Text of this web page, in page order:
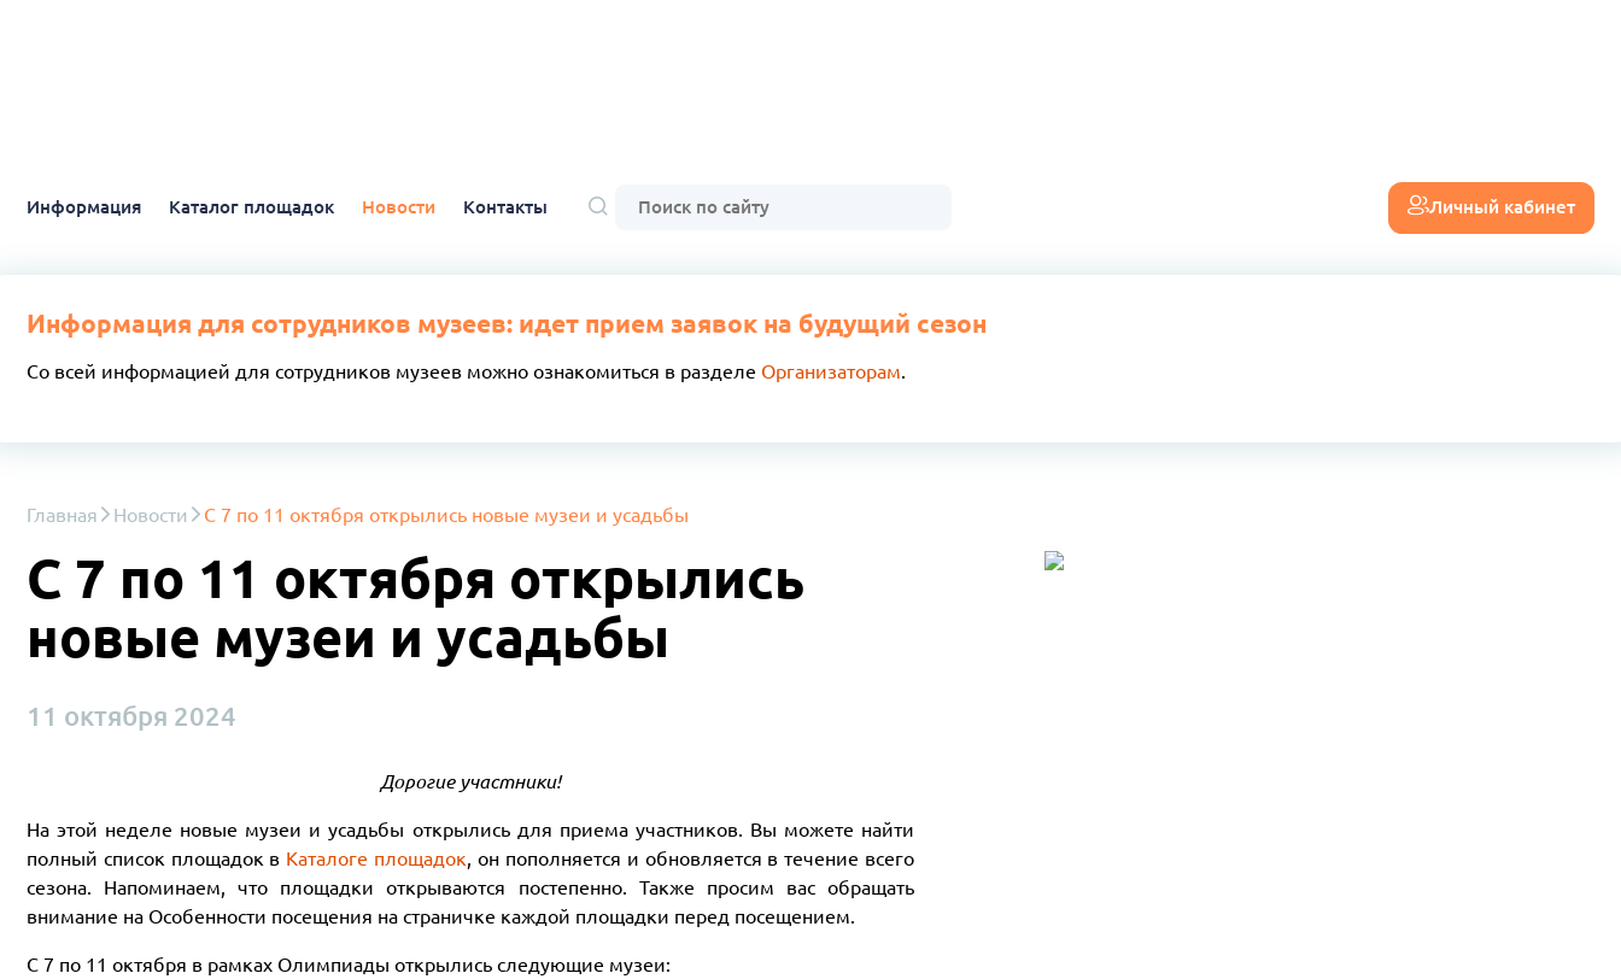
Информация Каталог площадок Новости Контакты Личный кабинет
Информация для сотрудников музеев: идет прием заявок на будущий сезон
Со всей информацией для сотрудников музеев можно ознакомиться в разделе Организаторам.
Главная Новости С 7 по 11 октября открылись новые музеи и усадьбы
С 7 по 11 октября открылись
новые музеи и усадьбы
11 октября 2024
Дорогие участники!
На этой неделе новые музеи и усадьбы открылись для приема участников. Вы можете найти
полный список площадок в Каталоге площадок , он пополняется и обновляется в течение всего
сезона. Напоминаем, что площадки открываются постепенно. Также просим вас обращать
внимание на Особенности посещения на страничке каждой площадки перед посещением.
С 7 по 11 октября в рамках Олимпиады открылись следующие музеи: